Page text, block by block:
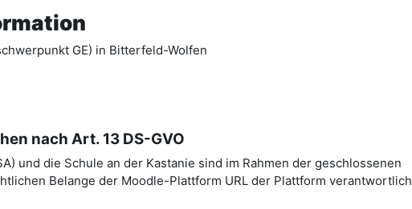
GE) in Bitterfeld-Wolfen
nach Art. 13 DS-GVO
und die Schule an der Kastanie sind im Rahmen der geschlossenen
Belange der Moodle-Plattform URL der Plattform verantwortlich